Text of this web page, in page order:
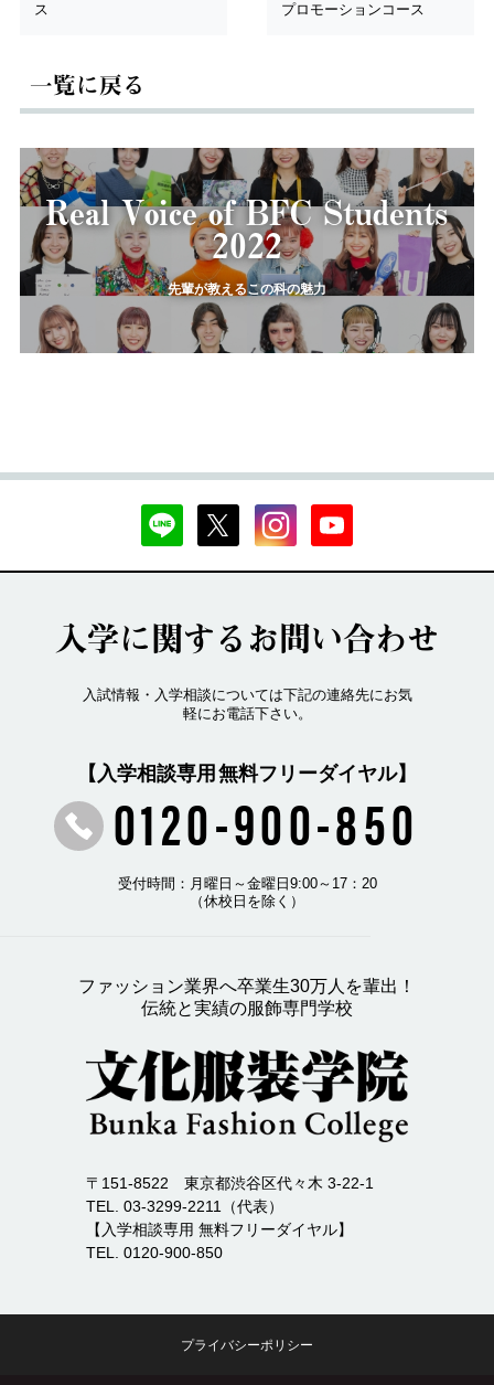
ス
プロモーションコース
一覧に戻る
Real Voice of BFC Students
2022
先輩が教えるこの科の魅力
入学に関するお問い合わせ
入試情報・入学相談については下記の連絡先にお気
軽にお電話下さい。
0120-900-850
【入学相談専用 無料フリーダイヤル】
受付時間：月曜日～金曜日9:00～17：20
（休校日を除く）
ファッション業界へ卒業生30万人を輩出！
伝統と実績の服飾専門学校
〒151-8522 東京都渋谷区代々木 3-22-1
TEL. 03-3299-2211（代表）
【入学相談専用 無料フリーダイヤル】
TEL. 0120-900-850
プライバシーポリシー